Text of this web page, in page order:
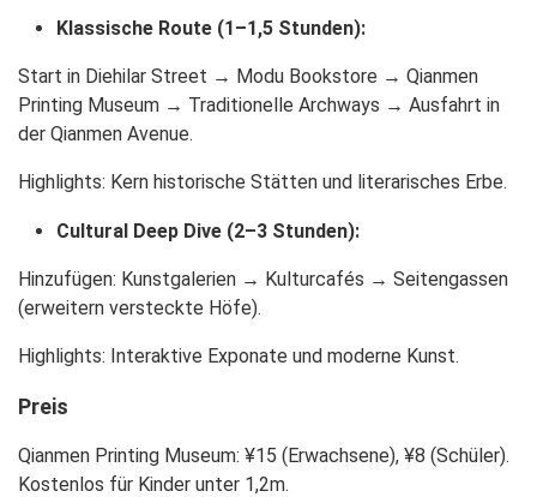
Klassische Route (1–1,5 Stunden):
Start in Diehilar Street → Modu Bookstore → Qianmen
Printing Museum → Traditionelle Archways → Ausfahrt in
der Qianmen Avenue.
Highlights: Kern historische Stätten und literarisches Erbe.
Cultural Deep Dive (2–3 Stunden):
Hinzufügen: Kunstgalerien → Kulturcafés → Seitengassen
(erweitern versteckte Höfe).
Highlights: Interaktive Exponate und moderne Kunst.
Preis
Qianmen Printing Museum: ¥15 (Erwachsene), ¥8 (Schüler).
Kostenlos für Kinder unter 1,2m.